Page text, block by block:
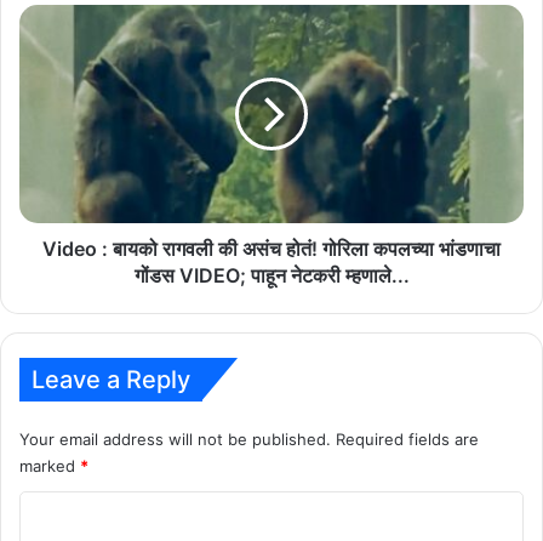
धडा
शिकवला,आपण
कामासाठी
जगण्यासाठी
करावे...
Video
कपलच्या
भांडणाचा
म्हणाले...
Video : बायको रागवली की असंच होतं! गोरिला कपलच्या भांडणाचा
गोंडस VIDEO; पाहून नेटकरी म्हणाले...
Leave a Reply
Your email address will not be published. Required fields are
marked *